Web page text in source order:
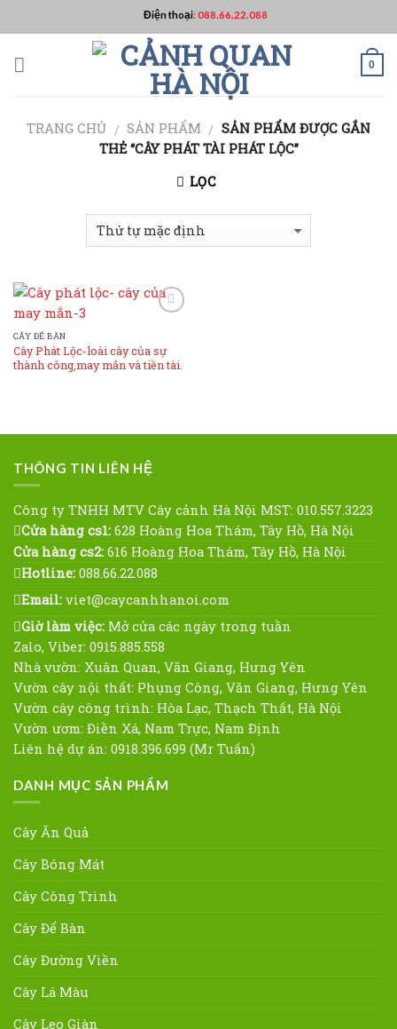
to
Điện thoại:088.66.22.088
0
TRANG CHỦ / SẢN PHẨM / SẢN PHẨM ĐƯỢC GẮN
THẺ “CÂY PHÁT TÀI PHÁT LỘC”
LỌC
CÂY ĐỂ BÀN
Cây Phát Lộc-loài cây của sự
thành công,may mắn và tiền tài.
THÔNG TIN LIÊN HỆ
Công ty TNHH MTV Cây cảnh Hà Nội MST: 010.557.3223
Cửa hàng cs1: 628 Hoàng Hoa Thám, Tây Hồ, Hà Nội
Cửa hàng cs2: 616 Hoàng Hoa Thám, Tây Hồ, Hà Nội
Hotline: 088.66.22.088
Email: viet@caycanhhanoi.com
Giờ làm việc: Mở cửa các ngày trong tuần
Zalo, Viber: 0915.885.558
Nhà vườn: Xuân Quan, Văn Giang, Hưng Yên
Vườn cây nội thất: Phụng Công, Văn Giang, Hưng Yên
Vườn cây công trình: Hòa Lạc, Thạch Thất, Hà Nội
Vườn ươm: Điền Xá, Nam Trực, Nam Định
Liên hệ dự án: 0918.396.699 (Mr Tuấn)
DANH MỤC SẢN PHẨM
Cây Ăn Quả
Cây Bóng Mát
Cây Công Trình
Cây Để Bàn
Cây Đường Viền
Cây Lá Màu
Cây Leo Giàn